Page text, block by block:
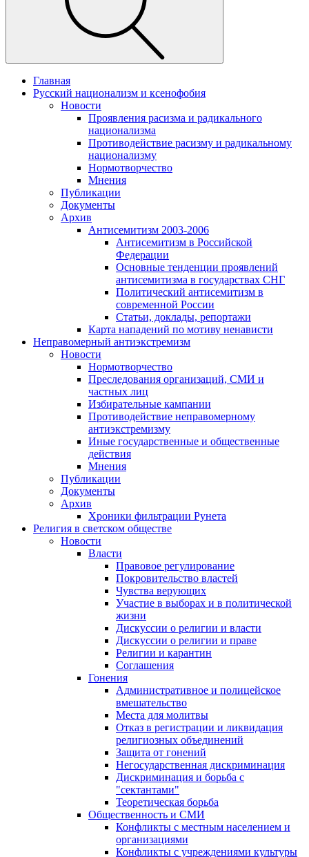
Главная
Русский национализм и ксенофобия
Новости
Проявления расизма и радикального
национализма
Противодействие расизму и радикальному
национализму
Нормотворчество
Мнения
Публикации
Документы
Архив
Антисемитизм 2003-2006
Антисемитизм в Российской
Федерации
Основные тенденции проявлений
антисемитизма в государствах СНГ
Политический антисемитизм в
современной России
Статьи, доклады, репортажи
Карта нападений по мотиву ненависти
Неправомерный антиэкстремизм
Новости
Нормотворчество
Преследования организаций, СМИ и
частных лиц
Избирательные кампании
Противодействие неправомерному
антиэкстремизму
Иные государственные и общественные
действия
Мнения
Публикации
Документы
Архив
Хроники фильтрации Рунета
Религия в светском обществе
Новости
Власти
Правовое регулирование
Покровительство властей
Чувства верующих
Участие в выборах и в политической
жизни
Дискуссии о религии и власти
Дискуссии о религии и праве
Религии и карантин
Соглашения
Гонения
Административное и полицейское
вмешательство
Места для молитвы
Отказ в регистрации и ликвидация
религиозных объединений
Защита от гонений
Негосударственная дискриминация
Дискриминация и борьба с
"сектантами"
Теоретическая борьба
Общественность и СМИ
Конфликты с местным населением и
организациями
Конфликты с учреждениями культуры